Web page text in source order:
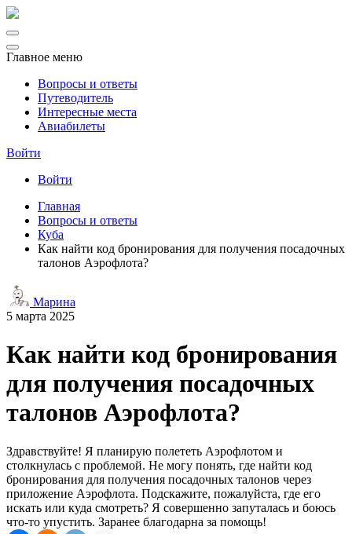
Главное меню
Вопросы и ответы
Путеводитель
Интересные места
Авиабилеты
Войти
Войти
Главная
Вопросы и ответы
Куба
Как найти код бронирования для получения посадочных
талонов Аэрофлота?
Марина
5 марта 2025
Как найти код бронирования
для получения посадочных
талонов Аэрофлота?
Здравствуйте! Я планирую полететь Аэрофлотом и
столкнулась с проблемой. Не могу понять, где найти код
бронирования для получения посадочных талонов через
приложение Аэрофлота. Подскажите, пожалуйста, где его
искать или куда смотреть? Я совершенно запуталась и боюсь
что-то упустить. Заранее благодарна за помощь!